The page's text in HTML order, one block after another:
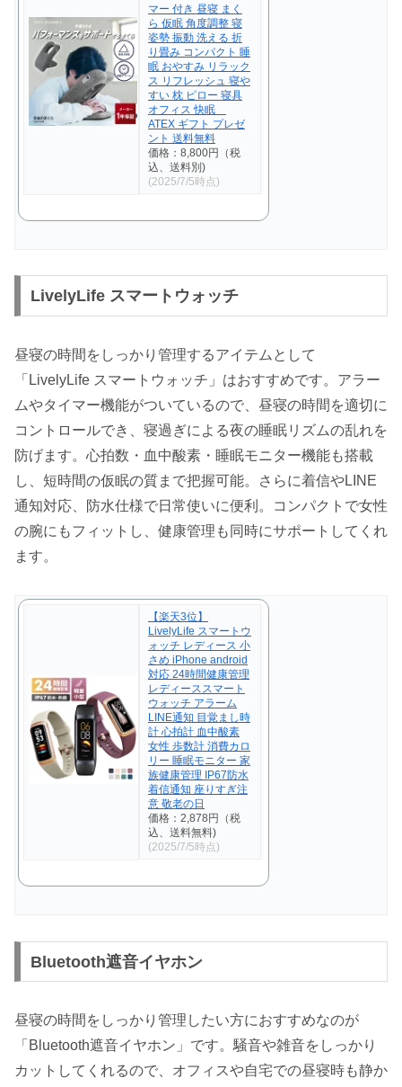
マー 付き 昼寝 まく
ら 仮眠 角度調整 寝
姿勢 振動 洗える 折
り畳み コンパクト 睡
眠 おやすみ リラック
ス リフレッシュ 寝や
すい 枕 ピロー 寝具
オフィス 快眠
ATEX ギフト プレゼ
ント 送料無料
価格：8,800円（税
込、送料別)
(2025/7/5時点)
LivelyLife スマートウォッチ
昼寝の時間をしっかり管理するアイテムとして
「LivelyLife スマートウォッチ」はおすすめです。アラー
ムやタイマー機能がついているので、昼寝の時間を適切に
コントロールでき、寝過ぎによる夜の睡眠リズムの乱れを
防げます。心拍数・血中酸素・睡眠モニター機能も搭載
し、短時間の仮眠の質まで把握可能。さらに着信やLINE
通知対応、防水仕様で日常使いに便利。コンパクトで女性
の腕にもフィットし、健康管理も同時にサポートしてくれ
ます。
【楽天3位】
LivelyLife スマートウ
ォッチ レディース 小
さめ iPhone android
対応 24時間健康管理
レディーススマート
ウォッチ アラーム
LINE通知 目覚まし時
計 心拍計 血中酸素
女性 歩数計 消費カロ
リー 睡眠モニター 家
族健康管理 IP67防水
着信通知 座りすぎ注
意 敬老の日
価格：2,878円（税
込、送料無料)
(2025/7/5時点)
Bluetooth遮音イヤホン
昼寝の時間をしっかり管理したい方におすすめなのが
「Bluetooth遮音イヤホン」です。騒音や雑音をしっかり
カットしてくれるので、オフィスや自宅での昼寝時も静か